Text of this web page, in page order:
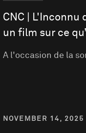
CNC | L'Inconnu
un film sur ce
A l'occasion de la
NOVEMBER 14, 2025